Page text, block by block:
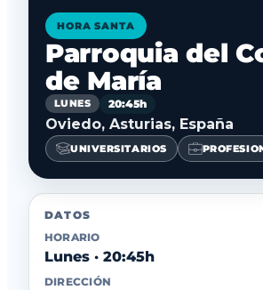
HORA SANTA
Parroquia del
de María
LUNES 20:45h
Oviedo, Asturias, España
UNIVERSITARIOS
DATOS
HORARIO
Lunes · 20:45h
DIRECCIÓN